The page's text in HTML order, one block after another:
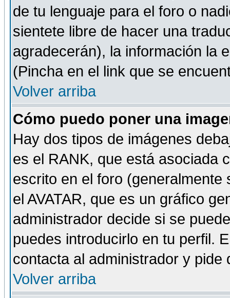
de tu lenguaje para el foro o
sientete libre de hacer una
agradecerán), la información la
(Pincha en el link que se
Volver arriba
Cómo puedo poner una
Hay dos tipos de imágenes
es el RANK, que está asociada
escrito en el foro
el AVATAR, que es un gráfico
administrador decide si se
puedes introducirlo en tu perfil.
contacta al administrador y
Volver arriba